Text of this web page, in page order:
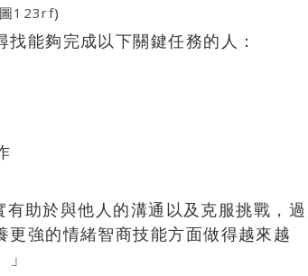
123rf)
能夠完成以下關鍵任務的人：
助於與他人的溝通以及克服挑戰，過
強的情緒智商技能方面做得越來越